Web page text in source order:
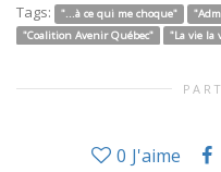
Tags:
"...à ce qui me choque"
"Coalition Avenir Québec"
"La vie la
0 J'aime